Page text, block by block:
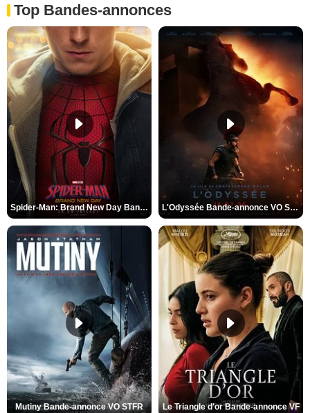
Top Bandes-annonces
Spider-Man: Brand New Day Bande-annonce VO STFR L'Odyssée Bande-annonce VO STFR
Mutiny Bande-annonce VO STFR Le Triangle d'or Bande-annonce VF